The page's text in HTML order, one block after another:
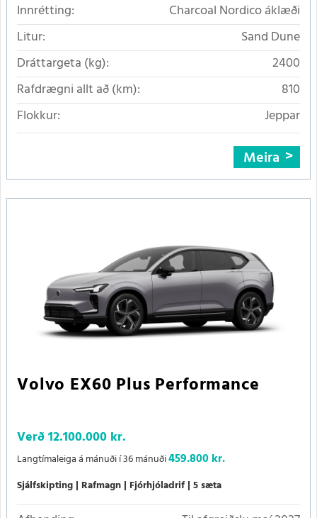
Innrétting:
Charcoal Nordico áklæði
Litur:
Sand Dune
Dráttargeta (kg):
2400
Rafdrægni allt að (km):
810
Flokkur:
Jeppar
Meira
Volvo EX60 Plus Performance
Verð12.100.000 kr.
Langtímaleiga á mánuði í 36 mánuði459.800 kr.
Sjálfskipting Rafmagn Fjórhjóladrif 5 sæta